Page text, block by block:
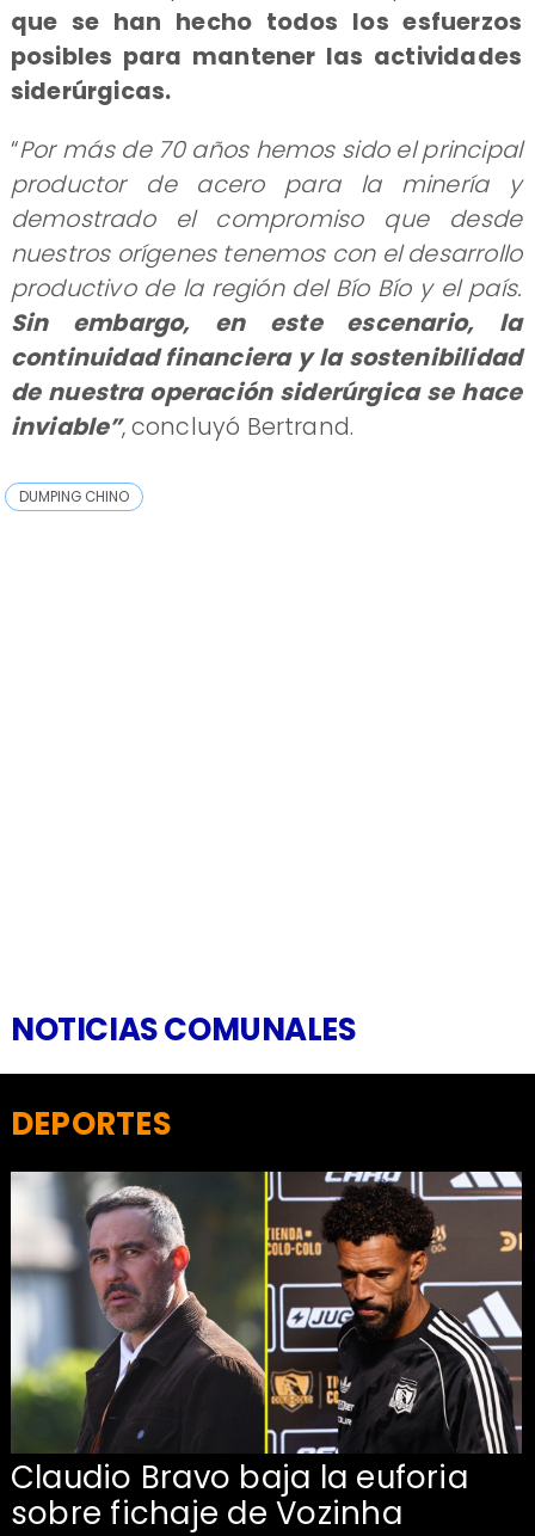
que se han hecho todos los esfuerzos
posibles para mantener las actividades
siderúrgicas.
“Por más de 70 años hemos sido el principal
productor de acero para la minería y
demostrado el compromiso que desde
nuestros orígenes tenemos con el desarrollo
productivo de la región del Bío Bío y el país.
Sin embargo, en este escenario, la
continuidad financiera y la sostenibilidad
de nuestra operación siderúrgica se hace
inviable”, concluyó Bertrand.
DUMPING CHINO
NOTICIAS COMUNALES
Claudio Bravo baja la euforia
sobre fichaje de Vozinha
DEPORTES